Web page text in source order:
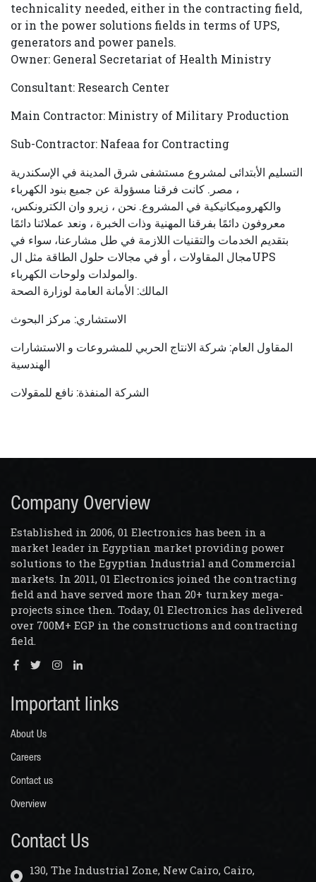
Contact
us
technicality needed, either in the contracting field,
or in the power solutions fields in terms of UPS,
generators and power panels.
Owner: General Secretariat of Health Ministry
Consultant: Research Center
Main Contractor: Ministry of Military Production
Sub-Contractor: Nafeaa for Contracting
التسليم الأبتدائى لمشروع مستشفى شرق المدينة في الإسكندرية
، مصر. كانت فرقنا مسؤولة عن جميع بنود الكهرباء
والكهروميكانيكية في المشروع. نحن ، زيرو وان الكترونكس،
معروفون دائمًا بفرقنا المهنية وذات الخبرة ، ونعد عملائنا دائمًا
بتقديم الخدمات والتقنيات اللازمة في طل مشارعنا، سواء في
مجال المقاولات ، أو في مجالات حلول الطاقة مثل الUPS
والمولدات ولوحات الكهرباء.
المالك: الأمانة العامة لوزارة الصحة
الاستشاري: مركز البحوث
المقاول العام: شركة الانتاج الحربي للمشروعات و الاستشارات
الهندسية
الشركة المنفذة: نافع للمقولات
Company Overview
Established in 2006, 01 Electronics has been in a
market leader in Egyptian market providing power
solutions to the Egyptian Industrial and Commercial
markets. In 2011, 01 Electronics joined the contracting
field and have served more than 20+ turnkey mega-
projects since then. Today, 01 Electronics has delivered
over 700M+ EGP in the constructions and contracting
field.
Important links
About Us
Careers
Contact us
Overview
Contact Us
130, The Industrial Zone, New Cairo, Cairo,